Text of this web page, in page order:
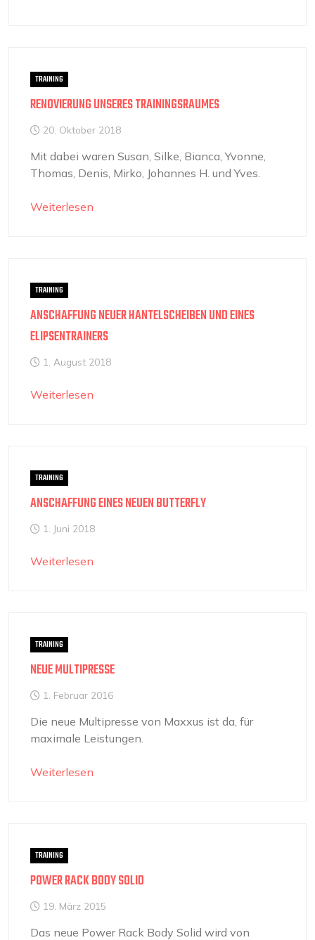
TRAINING
RENOVIERUNG UNSERES TRAININGSRAUMES
20. Oktober 2018
Mit dabei waren Susan, Silke, Bianca, Yvonne,
Thomas, Denis, Mirko, Johannes H. und Yves.
Weiterlesen
TRAINING
ANSCHAFFUNG NEUER HANTELSCHEIBEN UND EINES
ELIPSENTRAINERS
1. August 2018
Weiterlesen
TRAINING
ANSCHAFFUNG EINES NEUEN BUTTERFLY
1. Juni 2018
Weiterlesen
TRAINING
NEUE MULTIPRESSE
1. Februar 2016
Die neue Multipresse von Maxxus ist da, für
maximale Leistungen.
Weiterlesen
TRAINING
POWER RACK BODY SOLID
19. März 2015
Das neue Power Rack Body Solid wird von